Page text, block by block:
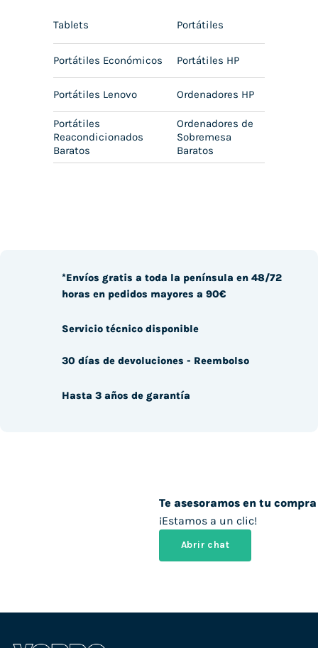
Tablets Portátiles
Portátiles Económicos Portátiles HP
Portátiles Lenovo Ordenadores HP
Portátiles
Reacondicionados
Baratos
Ordenadores de
Sobremesa
Baratos
Te asesoramos en tu compra
¡Estamos a un clic!
Abrir chat
*Envíos gratis a toda la península en 48/72
horas en pedidos mayores a 90€
Servicio técnico disponible
30 días de devoluciones - Reembolso
Hasta 3 años de garantía